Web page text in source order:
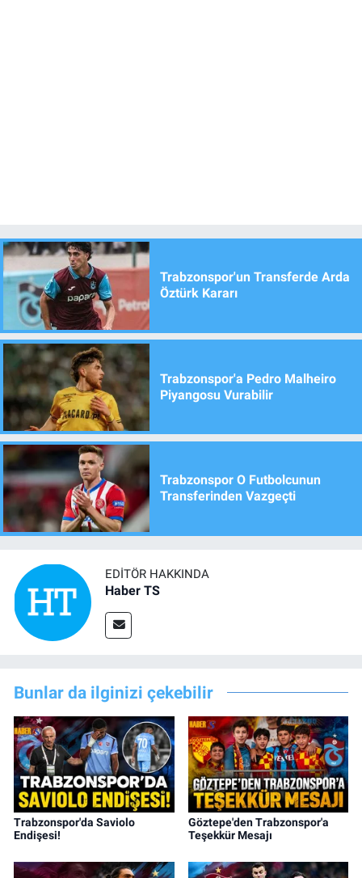
Trabzonspor'un Transferde Arda
Öztürk Kararı
Trabzonspor'a Pedro Malheiro
Piyangosu Vurabilir
Trabzonspor O Futbolcunun
Transferinden Vazgeçti
EDITÖR HAKKINDA
Haber TS
Bunlar da ilginizi çekebilir
Trabzonspor'da Saviolo
Endişesi!
Göztepe'den Trabzonspor'a
Teşekkür Mesajı